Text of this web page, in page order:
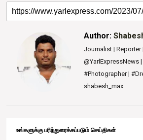
Author:
Journalist | Reporter
@YarlExpressNews
#Photographer |
shabesh_max
உங்களுக்கு பரிந்துரைக்கப்படும் செய்திகள்